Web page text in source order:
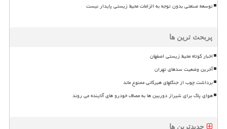
توسعه صنعتی بدون توجه به الزامات محیط زیستی پایدار نیست
پربحث ترین ها
اخبار کوتاه محیط زیستی اصفهان
آخرین وضعیت سدهای تهران
برداشت چوب از جنگلهای هیرکانی ممنوع ماند
هوای پاک برای شیراز دوربین ها به مصاف خودرو های آلاینده می روند
جدیدترین ها